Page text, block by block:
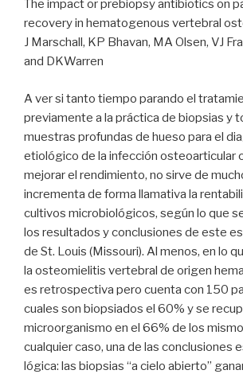
The impact or prebiopsy antibiotics on
recovery in hematogenous vertebral
J Marschall, KP Bhavan, MA Olsen, VJ
and DKWarren
A ver si tanto tiempo parando el
previamente a la práctica de biopsias y
muestras profundas de hueso para el
etiológico de la infección osteoarticular
mejorar el rendimiento, no sirve de
incrementa de forma llamativa la
cultivos microbiológicos, según lo que
los resultados y conclusiones de este
de St. Louis (Missouri). Al menos, en lo
la osteomielitis vertebral de origen
es retrospectiva pero cuenta con 150
cuales son biopsiados el 60% y se
microorganismo en el 66% de los
cualquier caso, una de las conclusiones
lógica: las biopsias “a cielo abierto”